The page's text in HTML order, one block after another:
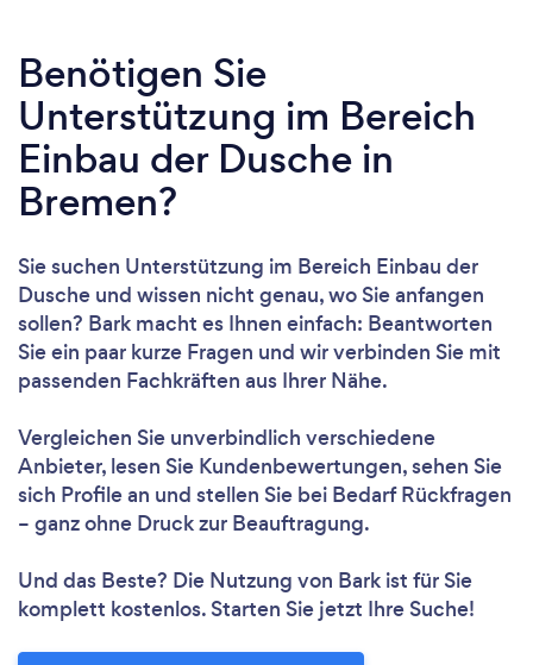
Benötigen Sie
Unterstützung im Bereich
Einbau der Dusche in
Bremen?
Sie suchen Unterstützung im Bereich Einbau der
Dusche und wissen nicht genau, wo Sie anfangen
sollen? Bark macht es Ihnen einfach: Beantworten
Sie ein paar kurze Fragen und wir verbinden Sie mit
passenden Fachkräften aus Ihrer Nähe.
Vergleichen Sie unverbindlich verschiedene
Anbieter, lesen Sie Kundenbewertungen, sehen Sie
sich Profile an und stellen Sie bei Bedarf Rückfragen
– ganz ohne Druck zur Beauftragung.
Und das Beste? Die Nutzung von Bark ist für Sie
komplett kostenlos. Starten Sie jetzt Ihre Suche!